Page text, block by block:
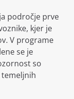
področje prve
kjer je
V programe
se je
so